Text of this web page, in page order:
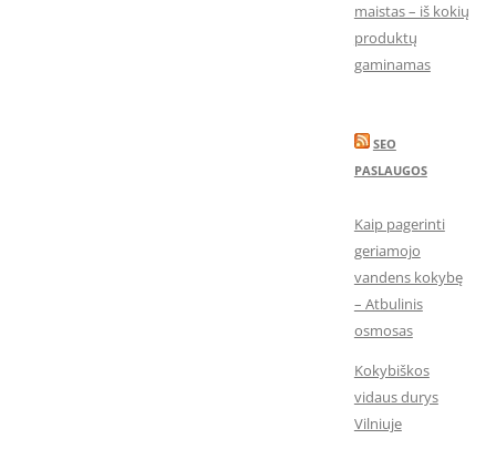
maistas – iš kokių
produktų
gaminamas
SEO
PASLAUGOS
Kaip pagerinti
geriamojo
vandens kokybę
– Atbulinis
osmosas
Kokybiškos
vidaus durys
Vilniuje